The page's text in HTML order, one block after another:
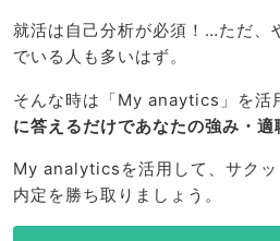
就活は自己分析が必須！…ただ、
でいる人も多いはず。
そんな時は「My anaytics」を活
に答えるだけであなたの強み・適
My analyticsを活用して、サクッ
内定を勝ち取りましょう。